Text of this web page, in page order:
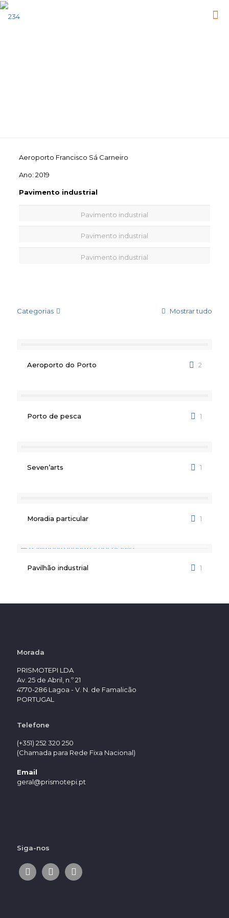
Aeroporto Francisco Sá Carneiro
Ano: 2019
Pavimento industrial
Pavimento industrial
Pavimento industrial
Pavimento industrial
Categorias Mostrar tudo
Aeroporto do Porto 2
Porto de pesca 1
Seven’arts 1
Moradia particular 1
Pavilhão industrial 1
Morada
PRISMOTEPI LDA
Av. 25 de Abril, n.º 21
4770-286 Lagoa - V. N. de Famalicão
PORTUGAL
Telefone
(+351) 252 320 250
(Chamada para Rede Fixa Nacional)
Email
geral@prismotepi.pt
Siga-nos
facebooklinkedininstagram